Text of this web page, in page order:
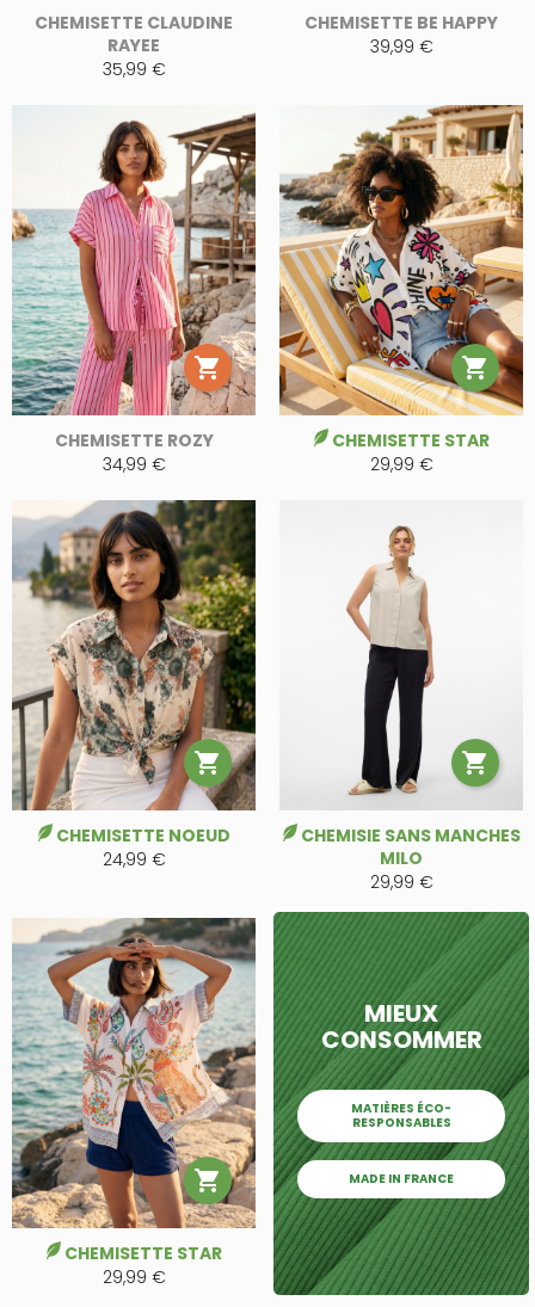
CHEMISETTE CLAUDINE
RAYEE
35,99 €
CHEMISETTE BE HAPPY
39,99 €

CHEMISETTE ROZY
34,99 €

CHEMISETTE STAR
29,99 €

CHEMISETTE NOEUD
24,99 €

CHEMISIE SANS MANCHES
MILO
29,99 €

CHEMISETTE STAR
29,99 €
MIEUX
CONSOMMER
MATIÈRES ÉCO-
RESPONSABLES
MADE IN FRANCE